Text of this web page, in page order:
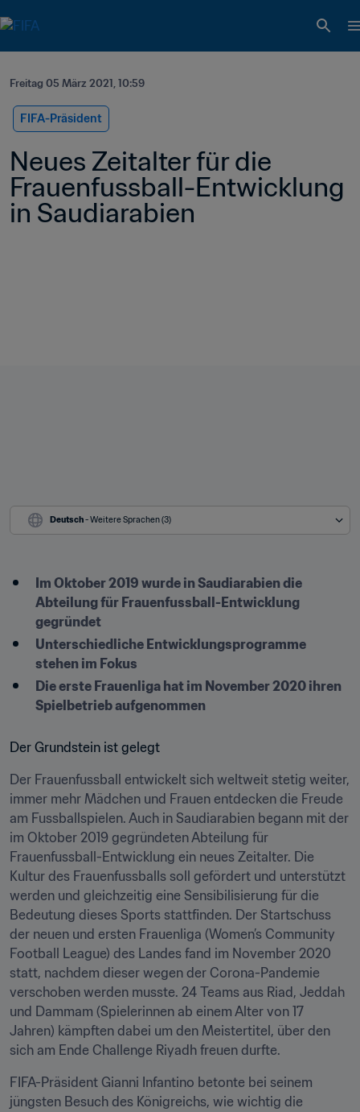
Freitag 05 März 2021, 10:59
FIFA-Präsident
Neues Zeitalter für die
Frauenfussball-Entwicklung
in Saudiarabien
Deutsch - Weitere Sprachen (3)
Im Oktober 2019 wurde in Saudiarabien die
Abteilung für Frauenfussball-Entwicklung
gegründet
Unterschiedliche Entwicklungsprogramme
stehen im Fokus
Die erste Frauenliga hat im November 2020 ihren
Spielbetrieb aufgenommen
Der Grundstein ist gelegt
Der Frauenfussball entwickelt sich weltweit stetig weiter,
immer mehr Mädchen und Frauen entdecken die Freude
am Fussballspielen. Auch in Saudiarabien begann mit der
im Oktober 2019 gegründeten Abteilung für
Frauenfussball-Entwicklung ein neues Zeitalter. Die
Kultur des Frauenfussballs soll gefördert und unterstützt
werden und gleichzeitig eine Sensibilisierung für die
Bedeutung dieses Sports stattfinden. Der Startschuss
der neuen und ersten Frauenliga (Women’s Community
Football League) des Landes fand im November 2020
statt, nachdem dieser wegen der Corona-Pandemie
verschoben werden musste. 24 Teams aus Riad, Jeddah
und Dammam (Spielerinnen ab einem Alter von 17
Jahren) kämpften dabei um den Meistertitel, über den
sich am Ende Challenge Riyadh freuen durfte.
FIFA-Präsident Gianni Infantino betonte bei seinem
jüngsten Besuch des Königreichs, wie wichtig die